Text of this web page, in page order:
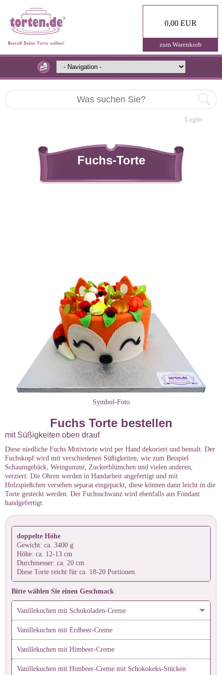
0,00 EUR
zum Warenkorb
Login
Fuchs-Torte
Symbol-Foto
Fuchs Torte bestellen
mit Süßigkeiten oben drauf
Diese niedliche Fuchs Motivtorte wird per Hand dekoriert und bemalt. Der
Fuchskopf wird mit verschiedenen Süßigkeiten, wie zum Beispiel
Schaumgebäck, Weingummi, Zuckerblümchen und vielen anderen,
verziert. Die Ohren werden in Handarbeit angefertigt und mit
Holzspießchen versehen separat eingepackt, diese können dann leicht in die
Torte gesteckt werden. Der Fuchsschwanz wird ebenfalls aus Fondant
handgefertigt.
doppelte Höhe
Gewicht: ca. 3400 g
Höhe: ca. 12-13 cm
Durchmesser: ca. 20 cm
Diese Torte reicht für ca. 18-20 Portionen.
Bitte wählen Sie einen Geschmack
Vanillekuchen mit Schokoladen-Creme
Vanillekuchen mit Erdbeer-Creme
Vanillekuchen mit Himbeer-Creme
Vanillekuchen mit Himbeer-Creme mit Schokokeks-Stücken